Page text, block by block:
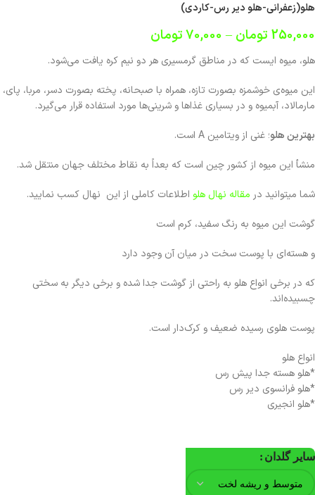
هلو(زعفرانی-هلو دیر رس-کاردی)
250,000 تومان –
70,000تومان
هلو، میوه ایست که در مناطق گرمسیری هر دو نیم کره یافت می‌شود.
این میوه‌ی خوشمزه بصورت تازه، همراه با صبحانه، پخته بصورت دسر، مربا، پای،
مارمالاد، آبمیوه و در بسیاری غذاها و شرینی‌ها مورد استفاده قرار می‌گیرد.
بهترین هلو؛ غنی از ویتامین A است.
منشأ این میوه از کشور چین است که بعداً به نقاط مختلف جهان منتقل شد.
شما میتوانید در مقاله نهال هلو اطلاعات کاملی از این نهال کسب نمایید.
گوشت این میوه به رنگ سفید، کرم است
و هسته‌ای با پوست سخت در میان آن وجود دارد
که در برخی انواع هلو به راحتی از گوشت جدا شده و برخی دیگر به سختی
چسبیده‌اند.
پوست هلوی رسیده ضعیف و کرک‌دار است.
انواع هلو
*هلو هسته جدا پیش رس
*هلو فرانسوی دیر رس
*هلو انجیری
سایر گلدان